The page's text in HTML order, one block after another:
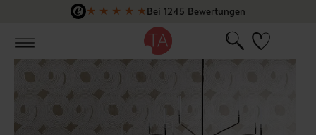
Zum Hauptinhalt springen
★ ★ ★ ★ ★Bei 1245 Bewertungen